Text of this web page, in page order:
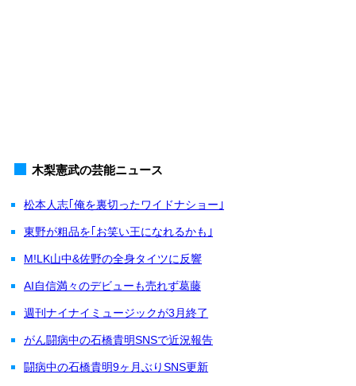
木梨憲武の芸能ニュース
松本人志｢俺を裏切ったワイドナショー｣
東野が粗品を｢お笑い王になれるかも｣
M!LK山中&佐野の全身タイツに反響
AI自信満々のデビューも売れず葛藤
週刊ナイナイミュージックが3月終了
がん闘病中の石橋貴明SNSで近況報告
闘病中の石橋貴明9ヶ月ぶりSNS更新